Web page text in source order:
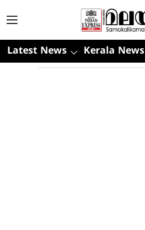
Latest News Kerala News